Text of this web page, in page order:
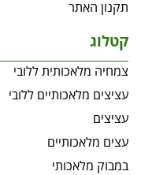
תקנון האתר
קטלוג
צמחיה מלאכותית ללובי
עציצים מלאכותיים ללובי
עציצים
עצים מלאכותיים
במבוק מלאכותי